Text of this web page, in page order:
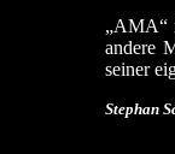
„AMA“
andere
seiner
Stephan